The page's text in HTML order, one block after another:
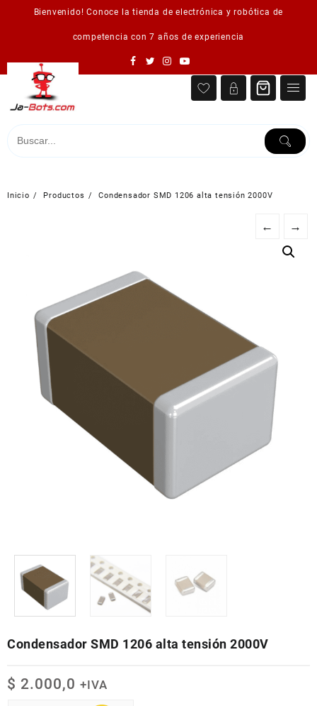
Bienvenido! Conoce la tienda de electrónica y robótica de
competencia con 7 años de experiencia
Inicio Productos Condensador SMD 1206 alta tensión 2000V
← →
Condensador SMD 1206 alta tensión 2000V
$ 2.000,0 +IVA